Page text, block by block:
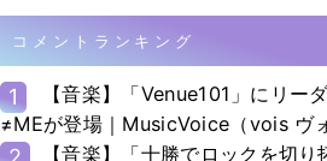
コメントランキング
1
【音楽】「Venue101」にリー
≠MEが登場｜MusicVoice（vois ヴ
【音楽】「十勝でロックを切